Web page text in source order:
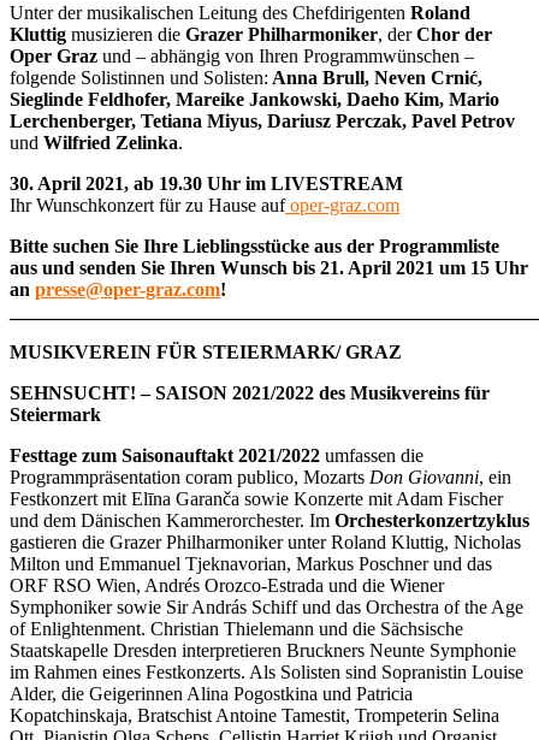
Unter der musikalischen Leitung des Chefdirigenten Roland
Kluttig musizieren die Grazer Philharmoniker, derChor der
Oper Graz und – abhängig von Ihren Programmwünschen –
folgende Solistinnen und Solisten: Anna Brull, Neven Crnić,
Sieglinde Feldhofer, Mareike Jankowski, Daeho Kim, Mario
Lerchenberger, Tetiana Miyus, Dariusz Perczak, Pavel Petrov
und Wilfried Zelinka.
30. April 2021, ab 19.30 Uhr im LIVESTREAM
Ihr Wunschkonzert für zu Hause aufoper-graz.com
Bitte suchen Sie Ihre Lieblingsstücke aus der Programmliste
aus und senden Sie Ihren Wunsch bis 21. April 2021 um 15 Uhr
an presse@oper-graz.com!
MUSIKVEREIN FÜR STEIERMARK/ GRAZ
SEHNSUCHT! – SAISON 2021/2022 des Musikvereins für
Steiermark
Festtage zum Saisonauftakt 2021/2022 umfassen die
Programmpräsentation coram publico, Mozarts Don Giovanni, ein
Festkonzert mit Elīna Garanča sowie Konzerte mit Adam Fischer
und dem Dänischen Kammerorchester. Im Orchesterkonzertzyklus
gastieren die Grazer Philharmoniker unter Roland Kluttig, Nicholas
Milton und Emmanuel Tjeknavorian, Markus Poschner und das
ORF RSO Wien, Andrés Orozco-Estrada und die Wiener
Symphoniker sowie Sir András Schiff und das Orchestra of the Age
of Enlightenment. Christian Thielemann und die Sächsische
Staatskapelle Dresden interpretieren Bruckners Neunte Symphonie
im Rahmen eines Festkonzerts. Als Solisten sind Sopranistin Louise
Alder, die Geigerinnen Alina Pogostkina und Patricia
Kopatchinskaja, Bratschist Antoine Tamestit, Trompeterin Selina